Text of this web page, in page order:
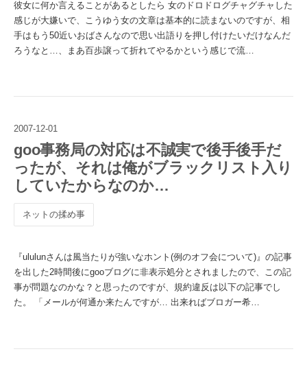
彼女に何か言えることがあるとしたら 女のドロドログチャグチャした
感じが大嫌いで、こうゆう女の文章は基本的に読まないのですが、相
手はもう50近いおばさんなので思い出語りを押し付けたいだけなんだ
ろうなと…、まあ百歩譲って折れてやるかという感じで流…
2007-12-01
goo事務局の対応は不誠実で後手後手だ
ったが、それは俺がブラックリスト入り
していたからなのか…
ネットの揉め事
『ululunさんは風当たりが強いなホント(例のオフ会について)』の記事
を出した2時間後にgooブログに非表示処分とされましたので、この記
事が問題なのかな？と思ったのですが、規約違反は以下の記事でし
た。 「メールが何通か来たんですが… 出来ればブロガー希…